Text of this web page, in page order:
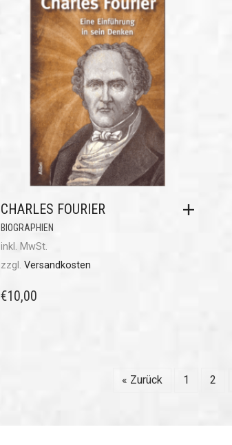
CHARLES FOURIER
BIOGRAPHIEN
inkl. MwSt.
zzgl. Versandkosten
€10,00
« Zurück 1 2